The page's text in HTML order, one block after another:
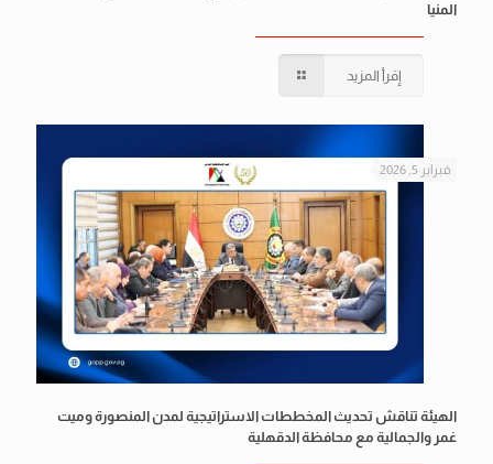
المنيا
إقرأ المزيد
فبراير 5, 2026
الهيئة تناقش تحديث المخططات الاستراتيجية لمدن المنصورة وميت
غمر والجمالية مع محافظة الدقهلية